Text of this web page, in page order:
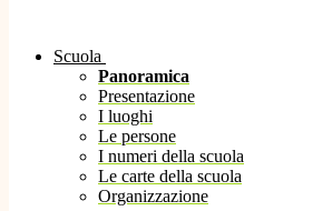
Scuola
Panoramica
Presentazione
I luoghi
Le persone
I numeri della scuola
Le carte della scuola
Organizzazione